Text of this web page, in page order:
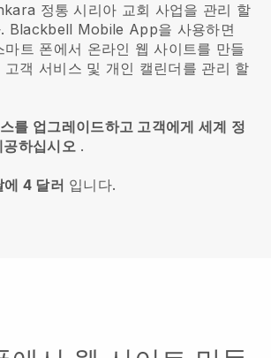
정통 시리아 교회 사업을 관리 할
Blackbell Mobile App을 사용하면
마트 폰에서 온라인 웹 사이트를 만들
객 서비스 및 개인 캘린더를 관리 할
를 업그레이드하고 고객에게 세계 정
하십시오.
에 4 달러 입니다.